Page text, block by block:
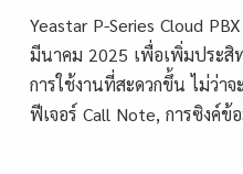
Yeastar P-Series Cloud
มีนาคม 2025 เพื่อเพิ่มประสิ
การใช้งานที่สะดวกขึ้น ไม่ว่า
ฟีเจอร์ Call Note, การซิงค์ข้